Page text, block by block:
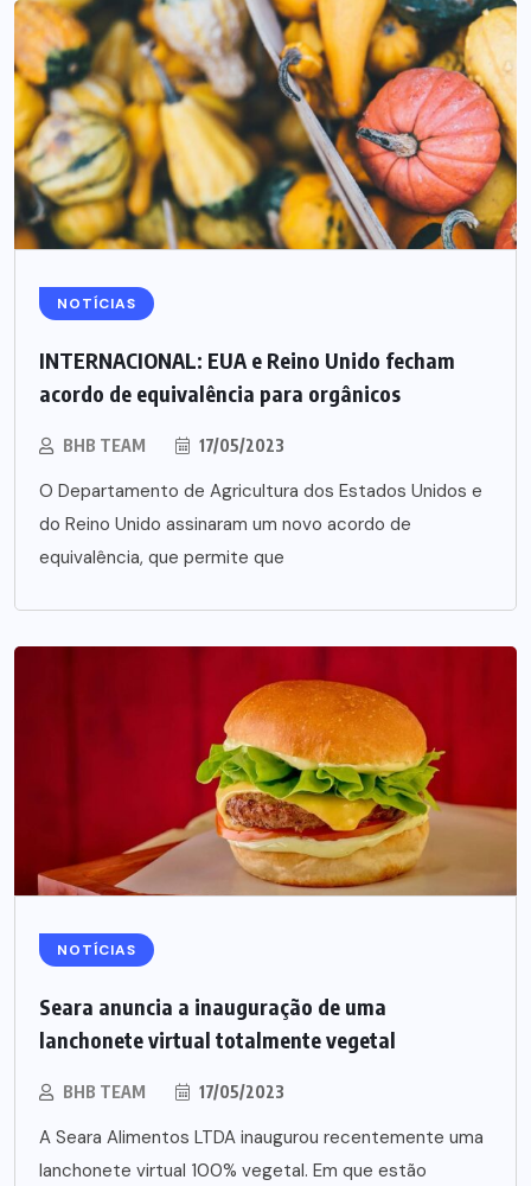
NOTÍCIAS
INTERNACIONAL: EUA e Reino Unido fecham
acordo de equivalência para orgânicos
BHB TEAM 17/05/2023
O Departamento de Agricultura dos Estados Unidos e
do Reino Unido assinaram um novo acordo de
equivalência, que permite que
NOTÍCIAS
Seara anuncia a inauguração de uma
lanchonete virtual totalmente vegetal
BHB TEAM 17/05/2023
A Seara Alimentos LTDA inaugurou recentemente uma
lanchonete virtual 100% vegetal. Em que estão